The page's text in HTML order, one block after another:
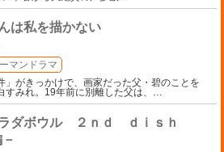
は私を描かない
マンドラマ
」がきっかけで、画家だった父・碧のことを
すみれ。19年前に別離した父は、
ダボウル ２ｎｄ ｄｉｓｈ